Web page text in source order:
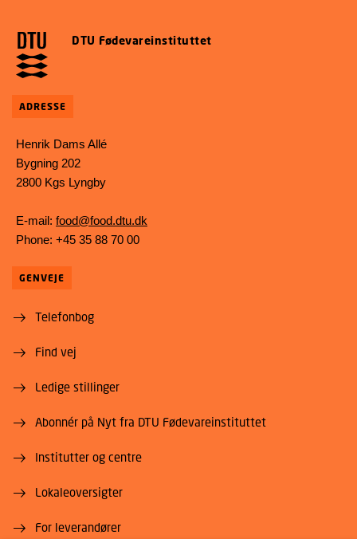
DTU Fødevareinstituttet
ADRESSE
Henrik Dams Allé
Bygning 202
2800 Kgs Lyngby
E-mail: food@food.dtu.dk
Phone: +45 35 88 70 00
GENVEJE
Telefonbog
Find vej
Ledige stillinger
Abonnér på Nyt fra DTU Fødevareinstituttet
Institutter og centre
Lokaleoversigter
For leverandører